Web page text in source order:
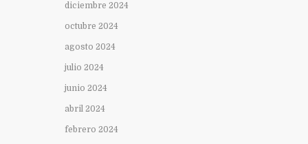
diciembre 2024
octubre 2024
agosto 2024
julio 2024
junio 2024
abril 2024
febrero 2024